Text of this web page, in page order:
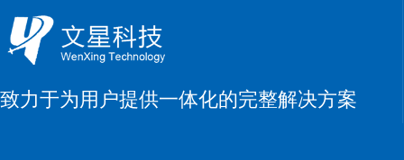
致力于为用户提供一体化的完整解决方案